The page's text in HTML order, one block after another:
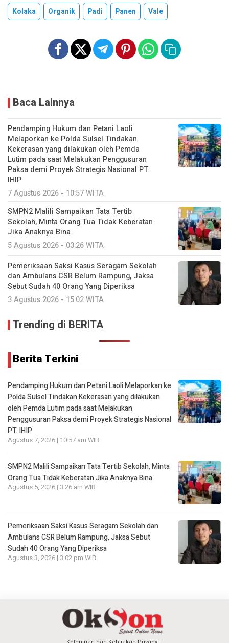
Kolaka Organik Padi Panen Vale
Baca Lainnya
Pendamping Hukum dan Petani Laoli
Melaporkan ke Polda Sulsel Tindakan
Kekerasan yang dilakukan oleh Pemda
Lutim pada saat Melakukan Penggusuran
Paksa demi Proyek Strategis Nasional PT.
IHIP
7 Agustus 2026 - 10:57 WITA
SMPN2 Malili Sampaikan Tata Tertib
Sekolah, Minta Orang Tua Tidak Keberatan
Jika Anaknya Bina
5 Agustus 2026 - 03:26 WITA
Pemeriksaan Saksi Kasus Seragam Sekolah
dan Ambulans CSR Belum Rampung, Jaksa
Sebut Sudah 40 Orang Yang Diperiksa
3 Agustus 2026 - 15:02 WITA
Trending di BERITA
Berita Terkini
Pendamping Hukum dan Petani Laoli Melaporkan ke
Polda Sulsel Tindakan Kekerasan yang dilakukan
oleh Pemda Lutim pada saat Melakukan
Penggusuran Paksa demi Proyek Strategis Nasional
PT. IHIP
Agustus 7, 2026 | 10:57 am WIB
SMPN2 Malili Sampaikan Tata Tertib Sekolah, Minta
Orang Tua Tidak Keberatan Jika Anaknya Bina
Agustus 5, 2026 | 3:26 am WIB
Pemeriksaan Saksi Kasus Seragam Sekolah dan
Ambulans CSR Belum Rampung, Jaksa Sebut
Sudah 40 Orang Yang Diperiksa
Agustus 3, 2026 | 3:02 pm WIB